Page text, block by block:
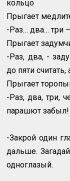
кольцо
Прыгает
-Раз… два… три
Прыгает
-Раз, два, -
до пяти
Прыгает
-Раз, два, три,
парашют забыл!
-Закрой один
дальше.
одноглазый.